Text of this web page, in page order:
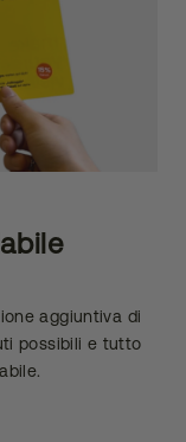
aggiuntiva di
possibili e tutto